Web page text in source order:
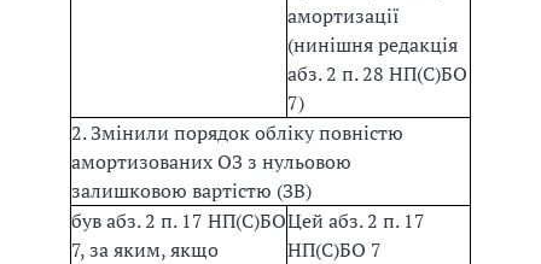
амортизації
(нинішня редакція
абз. 2 п. 28 НП(С)БО
7)
2. Змінили порядок обліку повністю
амортизованих ОЗ з нульовою
залишковою вартістю (ЗВ)
був абз. 2 п. 17 НП(С)БО
7, за яким, якщо
Цей абз. 2 п. 17
НП(С)БО 7